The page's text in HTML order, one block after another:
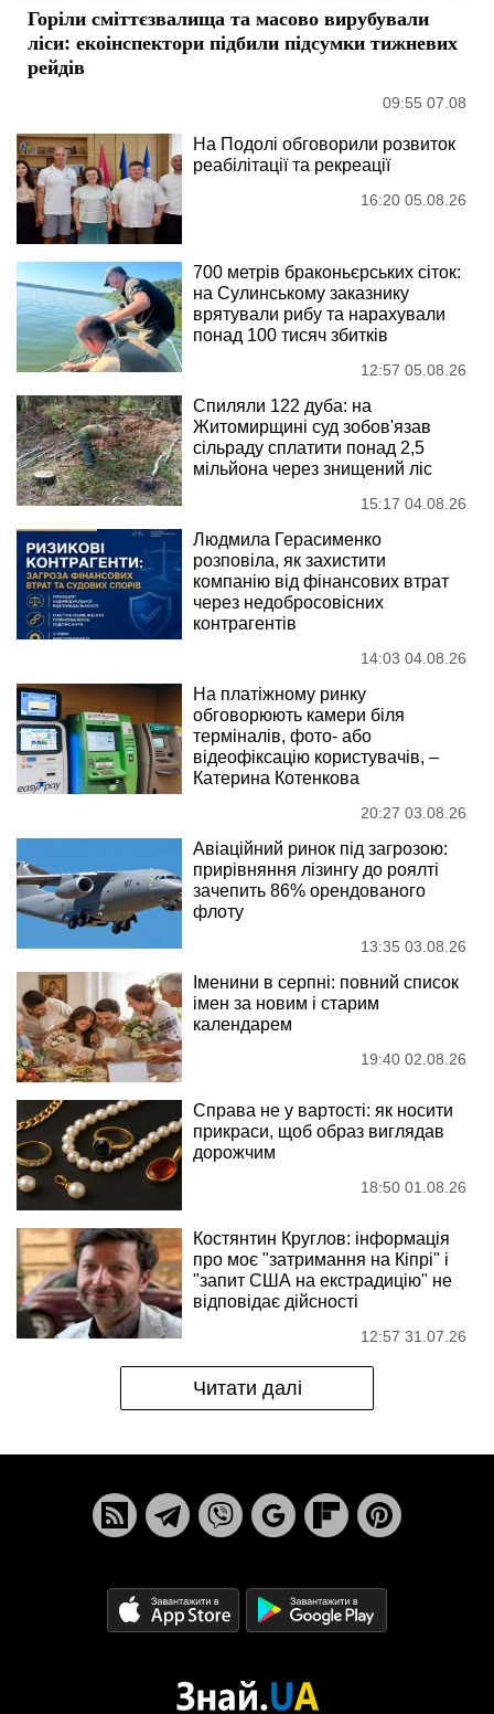
Горіли сміттєзвалища та масово вирубували
ліси: екоінспектори підбили підсумки тижневих
рейдів
09:55 07.08
На Подолі обговорили розвиток
реабілітації та рекреації
16:20 05.08.26
700 метрів браконьєрських сіток:
на Сулинському заказнику
врятували рибу та нарахували
понад 100 тисяч збитків
12:57 05.08.26
Спиляли 122 дуба: на
Житомирщині суд зобов'язав
сільраду сплатити понад 2,5
мільйона через знищений ліс
15:17 04.08.26
Людмила Герасименко
розповіла, як захистити
компанію від фінансових втрат
через недобросовісних
контрагентів
14:03 04.08.26
На платіжному ринку
обговорюють камери біля
терміналів, фото- або
відеофіксацію користувачів, –
Катерина Котенкова
20:27 03.08.26
Авіаційний ринок під загрозою:
прирівняння лізингу до роялті
зачепить 86% орендованого
флоту
13:35 03.08.26
Іменини в серпні: повний список
імен за новим і старим
календарем
19:40 02.08.26
Справа не у вартості: як носити
прикраси, щоб образ виглядав
дорожчим
18:50 01.08.26
Костянтин Круглов: інформація
про моє "затримання на Кіпрі" і
"запит США на екстрадицію" не
відповідає дійсності
12:57 31.07.26
Читати далі